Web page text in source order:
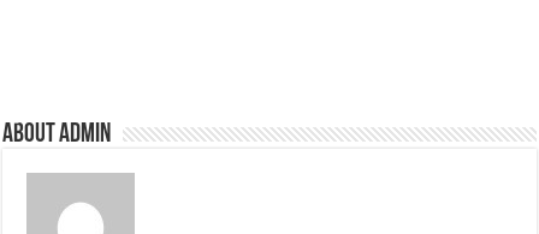
About admin